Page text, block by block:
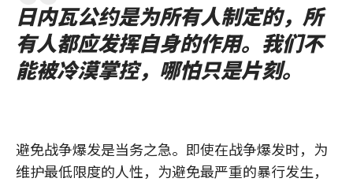
日内瓦公约是为所有人制定的，所
有人都应发挥自身的作用。我们不
能被冷漠掌控，哪怕只是片刻。
避免战争爆发是当务之急。即使在战争爆发时，为
维护最低限度的人性，为避免最严重的暴行发生，